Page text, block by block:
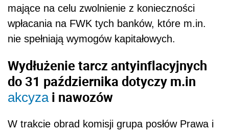
mające na celu zwolnienie z konieczności
wpłacania na FWK tych banków, które m.in.
nie spełniają wymogów kapitałowych.
Wydłużenie tarcz antyinflacyjnych
do 31 października dotyczy m.in
akcyzai nawozów
W trakcie obrad komisji grupa posłów Prawa i